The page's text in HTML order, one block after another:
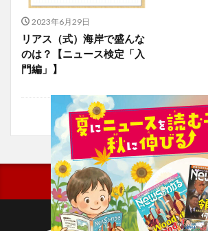
2023年6月29日
リアス（式）海岸で盛んな
のは？【ニュース検定「入
門編」】